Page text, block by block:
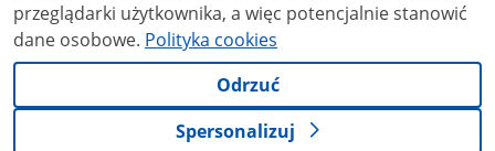
przeglądarki użytkownika, a więc potencjalnie stanowić
dane osobowe. Polityka cookies
Odrzuć
Spersonalizuj